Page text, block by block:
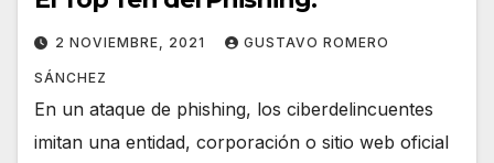
2 NOVIEMBRE, 2021 GUSTAVO ROMERO
SÁNCHEZ
En un ataque de phishing, los ciberdelincuentes
imitan una entidad, corporación o sitio web oficial